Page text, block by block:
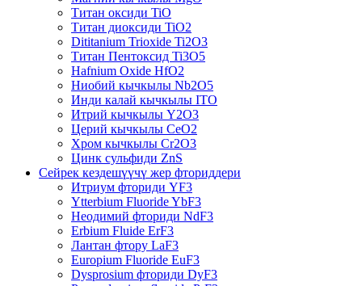
Титан оксиди TiO
Титан диоксиди TiO2
Dititanium Trioxide Ti2O3
Титан Пентоксид Ti3O5
Hafnium Oxide HfO2
Ниобий кычкылы Nb2O5
Инди калай кычкылы ITO
Итрий кычкылы Y2O3
Церий кычкылы CeO2
Хром кычкылы Cr2O3
Цинк сульфиди ZnS
Сейрек кездешүүчү жер фториддери
Итриум фториди YF3
Ytterbium Fluoride YbF3
Неодимий фториди NdF3
Erbium Fluide ErF3
Лантан фтору LaF3
Europium Fluoride EuF3
Dysprosium фториди DyF3